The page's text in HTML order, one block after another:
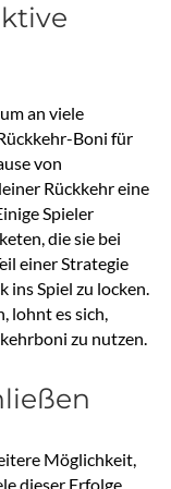
an viele
Boni für
von
Rückkehr eine
Spieler
die sie bei
einer Strategie
ins Spiel zu locken.
lohnt es sich,
zu nutzen.
Möglichkeit,
dieser Erfolge